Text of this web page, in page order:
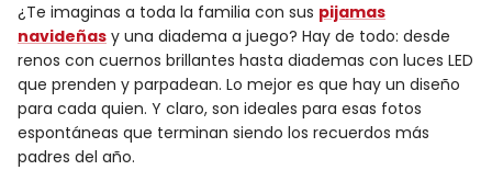
¿Te imaginas a toda la familia con sus pijamas
navideñas y una diadema a juego? Hay de todo: desde
renos con cuernos brillantes hasta diademas con luces LED
que prenden y parpadean. Lo mejor es que hay un diseño
para cada quien. Y claro, son ideales para esas fotos
espontáneas que terminan siendo los recuerdos más
padres del año.